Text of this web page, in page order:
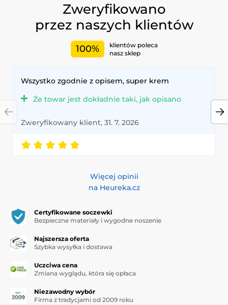
Zweryfikowano
przez naszych klientów
100%
klientów poleca
nasz sklep
Wszystko zgodnie z opisem, super krem
Że towar jest dokładnie taki, jak opisano
Zweryfikowany klient, 31. 7. 2026
Więcej opinii
na Heureka.cz
Certyfikowane soczewki
Bezpieczne materiały i wygodne noszenie
Najszersza oferta
Szybka wysyłka i dostawa
Uczciwa cena
Zmiana wyglądu, która się opłaca
Niezawodny wybór
Firma z tradycjami od 2009 roku